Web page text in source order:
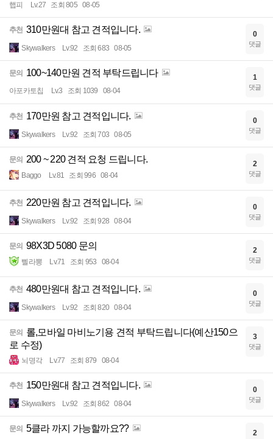
햅피 Lv.27 조회 805 08-05
추천 310만원대 참고 견적입니다.
Skywalkers Lv.92 조회 683 08-05
0
댓글
문의 100~140만원 견적 부탁드립니다
아포카토칩 Lv.3 조회 1039 08-04
1
댓글
추천 170만원 참고 견적입니다.
Skywalkers Lv.92 조회 703 08-05
0
댓글
문의 200 ~ 220 견적 요청 드립니다.
Baggo Lv.81 조회 996 08-04
2
댓글
추천 220만원 참고 견적입니다.
Skywalkers Lv.92 조회 928 08-04
0
댓글
문의 98X3D 5080 문의
삘라뽕 Lv.71 조회 953 08-04
2
댓글
추천 480만원대 참고 견적입니다.
Skywalkers Lv.92 조회 820 08-04
0
댓글
문의
롤,모바일 마비노기용 견적 부탁드립니다(예산150으
로 수정)
뇌명각 Lv.77 조회 879 08-04
3
댓글
추천 150만원대 참고 견적입니다.
Skywalkers Lv.92 조회 862 08-04
0
댓글
문의 5클라 까지 가능할까요?? 2